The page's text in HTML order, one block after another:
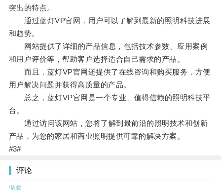
突出的特点。
通过蓝灯VP官网，用户可以了解到最新的照明科技进展
和趋势。
网站提供了详细的产品信息，包括技术参数、应用案例
和用户评价等，帮助客户选择适合自己需求的产品。
而且，蓝灯VP官网还提供了在线咨询和购买服务，方便
用户解决问题并获得高质量的产品。
总之，蓝灯VP官网是一个专业、值得信赖的照明科技平
台。
通过访问该网站，您将了解到最前沿的照明技术和创新
产品，为您的家居和商业照明提供可靠的解决方案。
#3#
评论
游客